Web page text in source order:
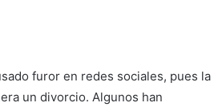
furor en redes sociales, pues la
un divorcio. Algunos han